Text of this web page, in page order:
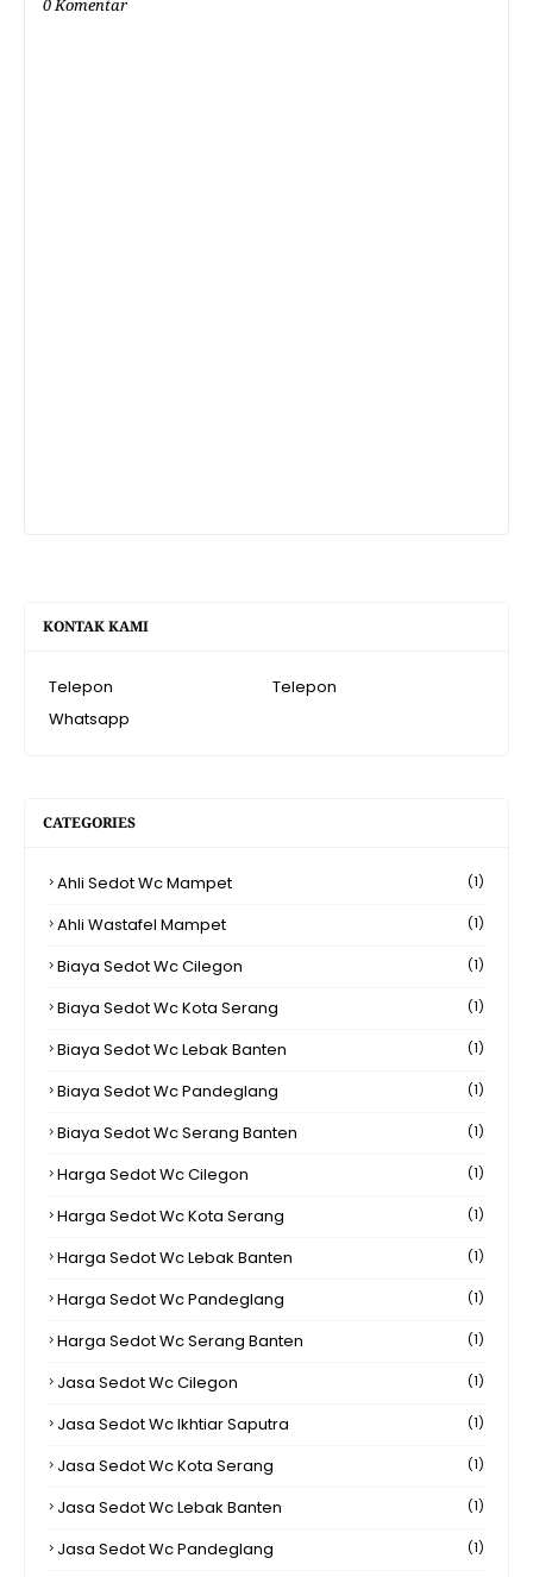
0 Komentar
KONTAK KAMI
Telepon
Telepon
Whatsapp
CATEGORIES
Ahli Sedot Wc Mampet (1)
Ahli Wastafel Mampet (1)
Biaya Sedot Wc Cilegon (1)
Biaya Sedot Wc Kota Serang (1)
Biaya Sedot Wc Lebak Banten (1)
Biaya Sedot Wc Pandeglang (1)
Biaya Sedot Wc Serang Banten (1)
Harga Sedot Wc Cilegon (1)
Harga Sedot Wc Kota Serang (1)
Harga Sedot Wc Lebak Banten (1)
Harga Sedot Wc Pandeglang (1)
Harga Sedot Wc Serang Banten (1)
Jasa Sedot Wc Cilegon (1)
Jasa Sedot Wc Ikhtiar Saputra (1)
Jasa Sedot Wc Kota Serang (1)
Jasa Sedot Wc Lebak Banten (1)
Jasa Sedot Wc Pandeglang (1)